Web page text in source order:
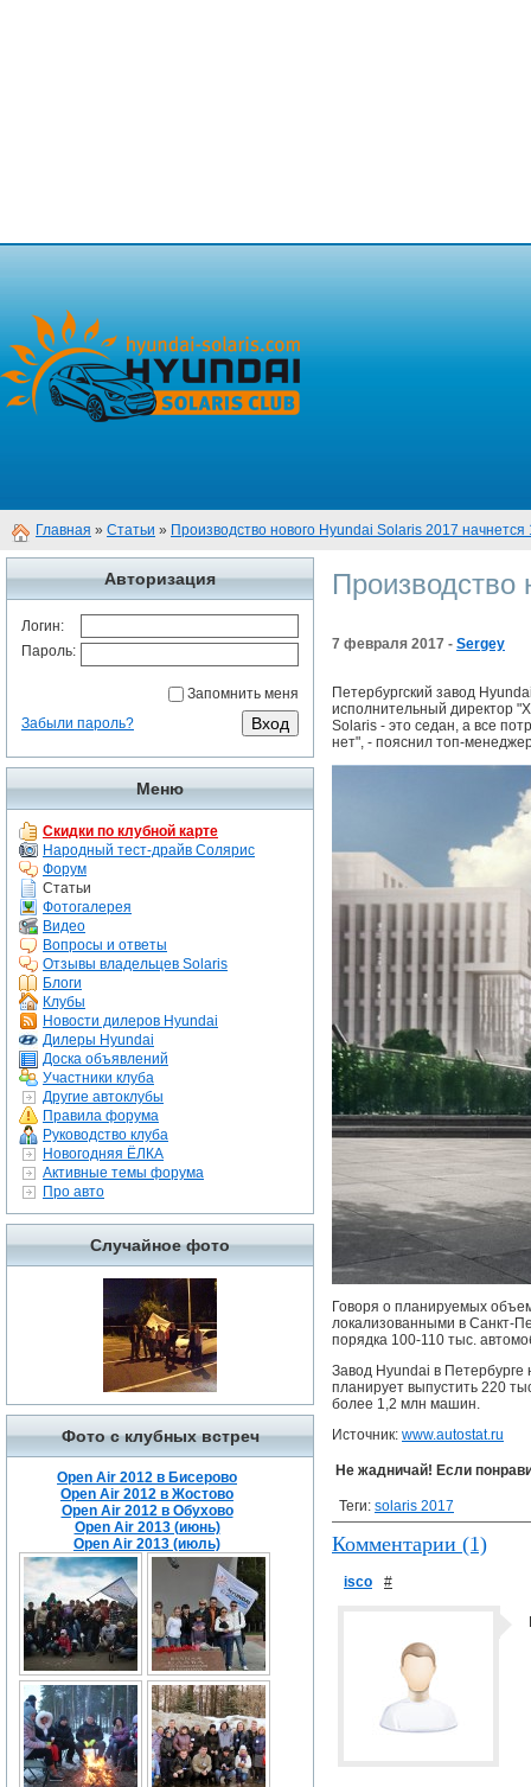
Главная » Статьи » Производство нового Hyundai Solaris 2017
Авторизация
Логин:
Пароль:
Запомнить меня
Забыли пароль?
Меню
Скидки по клубной карте
Народный тест-драйв Солярис
Форум
Статьи
Фотогалерея
Видео
Вопросы и ответы
Отзывы владельцев Solaris
Блоги
Клубы
Новости дилеров Hyundai
Дилеры Hyundai
Доска объявлений
Участники клуба
Другие автоклубы
Правила форума
Руководство клуба
Новогодняя ЁЛКА
Активные темы форума
Про авто
Случайное фото
Фото с клубных встреч
Open Air 2012 в Бисерово
Open Air 2012 в Жостово
Open Air 2012 в Обухово
Open Air 2013 (июнь)
Open Air 2013 (июль)
Производство
7 февраля 2017 - Sergey
Петербургский завод
исполнительный директор
Solaris - это седан, а все
нет", - пояснил топ-
Говоря о планируемых
локализованными в Санкт-
порядка 100-110 тыс.
Завод Hyundai в
планирует выпустить 220
более 1,2 млн машин.
Источник: www.autostat.ru
Не жадничай! Если
Теги: solaris 2017
Комментарии (1)
isco #